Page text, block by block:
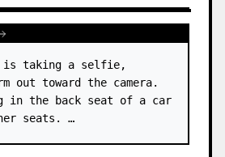
is taking a selfie,
out toward the camera.
in the back seat of a car
seats. …